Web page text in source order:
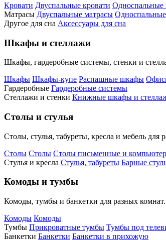
Кровати Двуспальные кровати Односпальные
Матрасы Двуспальные матрасы
Другое для сна Аксессуары для сна
Шкафы и стеллажи
Шкафы, гардеробные системы, стенки и
Шкафы Шкафы-купе Распашные шкафы
Гардеробные Гардеробные системы
Стеллажи и стенки Книжные шкафы и
Столы и стулья
Столы, стулья, табуреты, кресла и мебель для
Столы Столы Столы письменные и
Стулья и кресла Стулья, табуреты Барные
Комоды и тумбы
Комоды, тумбы и банкетки для разных комнат.
Комоды Комоды
Тумбы Прикроватные тумбы Тумбы под
Банкетки Банкетки Банкетки в прихожую